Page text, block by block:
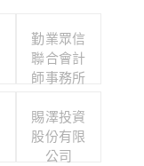
勤業眾信
聯合會計
師事務所
賜澤投資
股份有限
公司